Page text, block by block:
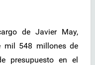
de Javier May,
mil 548 millones de
presupuesto en el